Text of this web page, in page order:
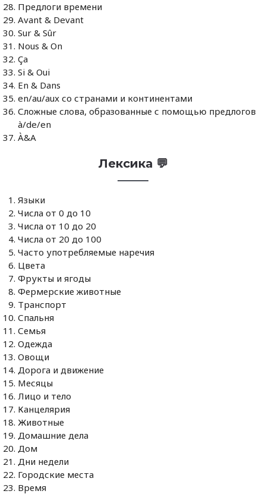
Предлоги времени
Avant & Devant
Sur & Sûr
Nous & On
Ça
Si & Oui
En & Dans
en/au/aux со странами и континентами
Сложные слова, образованные с помощью предлогов
à/de/en
À&A
Лексика 💬
Языки
Числа от 0 до 10
Числа от 10 до 20
Числа от 20 до 100
Часто употребляемые наречия
Цвета
Фрукты и ягоды
Фермерские животные
Транспорт
Спальня
Семья
Одежда
Овощи
Дорога и движение
Месяцы
Лицо и тело
Канцелярия
Животные
Домашние дела
Дом
Дни недели
Городские места
Время